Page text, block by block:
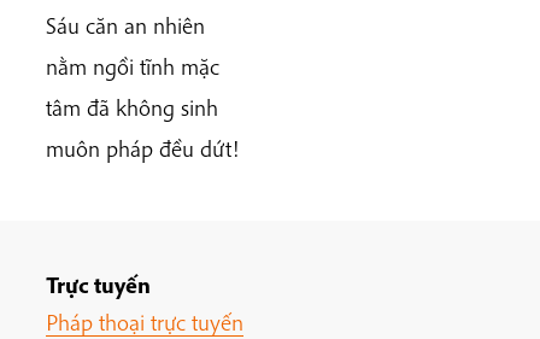
Sáu căn an nhiên
nằm ngồi tĩnh mặc
tâm đã không sinh
muôn pháp đều dứt!
Trực tuyến
Pháp thoại trực tuyến